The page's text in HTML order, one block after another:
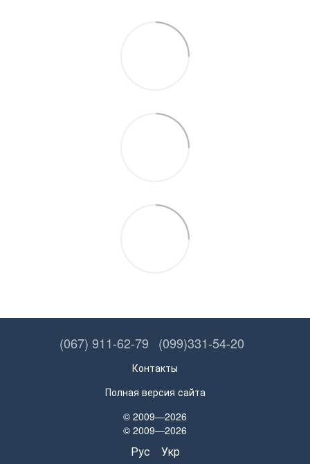
(067) 911-62-79 (099)331-54-20
Контакты
Полная версия сайта
© 2009—2026
© 2009—2026
Рус Укр